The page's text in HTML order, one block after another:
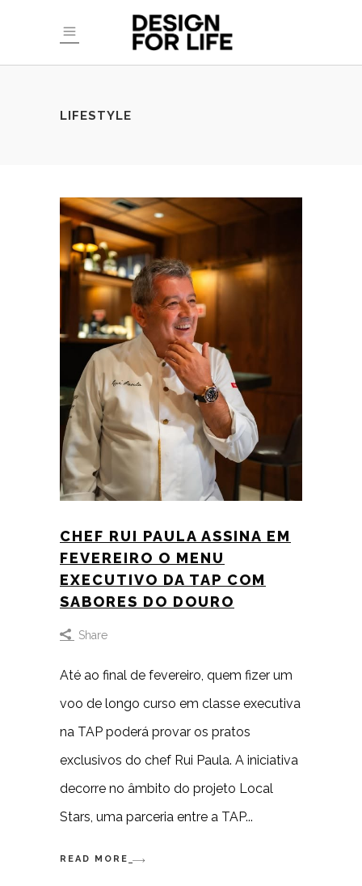
LIFESTYLE
CHEF RUI PAULA ASSINA EM
FEVEREIRO O MENU
EXECUTIVO DA TAP COM
SABORES DO DOURO
Share
Até ao final de fevereiro, quem fizer um
voo de longo curso em classe executiva
na TAP poderá provar os pratos
exclusivos do chef Rui Paula. A iniciativa
decorre no âmbito do projeto Local
Stars, uma parceria entre a TAP
READ MORE